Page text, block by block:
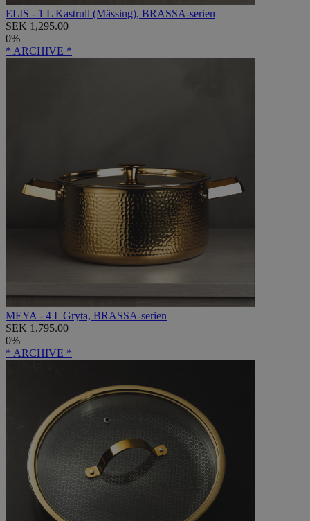
ELIS - 1 L Kastrull (Mässing), BRASSA-serien
SEK 1,295.00
0%
* ARCHIVE *
MEYA - 4 L Gryta, BRASSA-serien
SEK 1,795.00
0%
* ARCHIVE *